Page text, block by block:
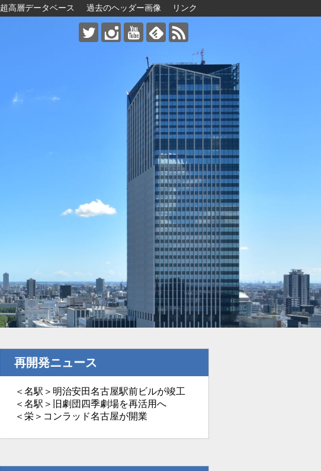
超高層データベース 過去のヘッダー画像 リンク
再開発ニュース
＜名駅＞明治安田名古屋駅前ビルが竣工
＜名駅＞旧劇団四季劇場を再活用へ
＜栄＞コンラッド名古屋が開業